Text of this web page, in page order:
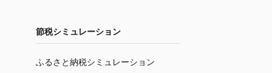
節税シミュレーション
ふるさと納税シミュレーション